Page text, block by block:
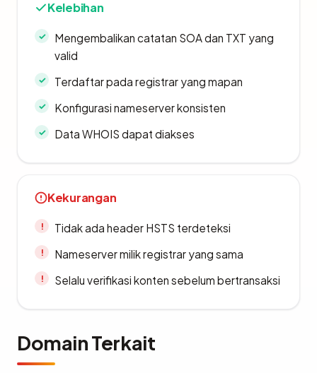
Kelebihan
Mengembalikan catatan SOA dan TXT yang
valid
Terdaftar pada registrar yang mapan
Konfigurasi nameserver konsisten
Data WHOIS dapat diakses
Kekurangan
Tidak ada header HSTS terdeteksi
Nameserver milik registrar yang sama
Selalu verifikasi konten sebelum bertransaksi
Domain Terkait